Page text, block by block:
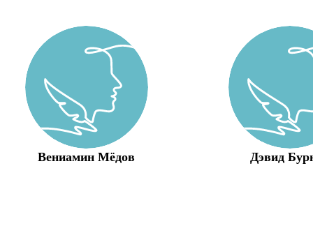
Вениамин Мёдов Дэвид